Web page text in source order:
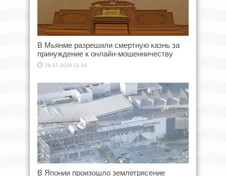
В Мьянме разрешили смертную казнь за
принуждение к онлайн-мошенничеству
29.07.2026 21:10
В Японии произошло землетрясение